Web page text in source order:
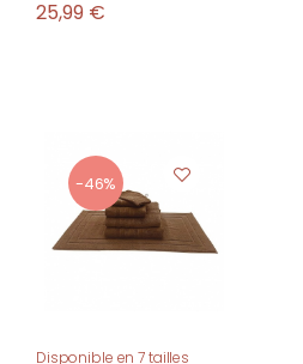
25,99 €
-46%
Disponible en 7 tailles